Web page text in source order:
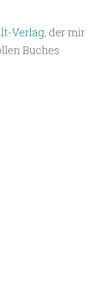
Verlag, der mir
Buches